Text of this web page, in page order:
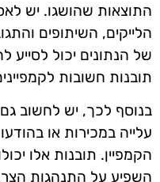
התוצאות שהושגו. יש
הלייקים, השיתופים
של הנתונים יכול לסייע
תובנות חשובות
בנוסף לכך, יש לחשוב
עלייה במכירות או
הקמפיין. תובנות אלו
השפיע על התנהגות